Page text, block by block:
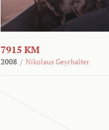
7915 KM
2008 / Nikolaus Geyrhalter